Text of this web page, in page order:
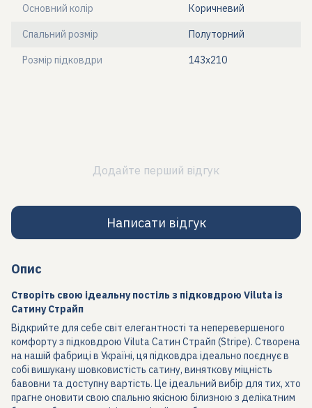
Основний колір Коричневий
Спальний розмір Полуторний
Розмір підковдри 143x210
Додайте перший відгук
Написати відгук
Опис
Створіть свою ідеальну постіль з підковдрою Viluta із
Сатину Страйп
Відкрийте для себе світ елегантності та неперевершеного
комфорту з підковдрою Viluta Сатин Страйп (Stripe). Створена
на нашій фабриці в Україні, ця підковдра ідеально поєднує в
собі вишукану шовковистість сатину, виняткову міцність
бавовни та доступну вартість. Це ідеальний вибір для тих, хто
прагне оновити свою спальню якісною білизною з делікатним